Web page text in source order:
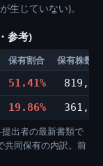
生じていない)。
参考)
保有割合 保有株数(
51.41%
19.86%
出者の最新書類で
同保有の内訳。前